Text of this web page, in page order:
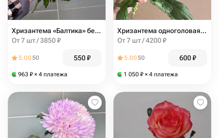
Хризантема «Балтика» белая
От 7 шт / 3850 ₽
5.0050 550₽
963 ₽ × 4 платежа
Хризантема одноголовая белая
От 7 шт / 4200 ₽
5.0050 600₽
1 050 ₽ × 4 платежа